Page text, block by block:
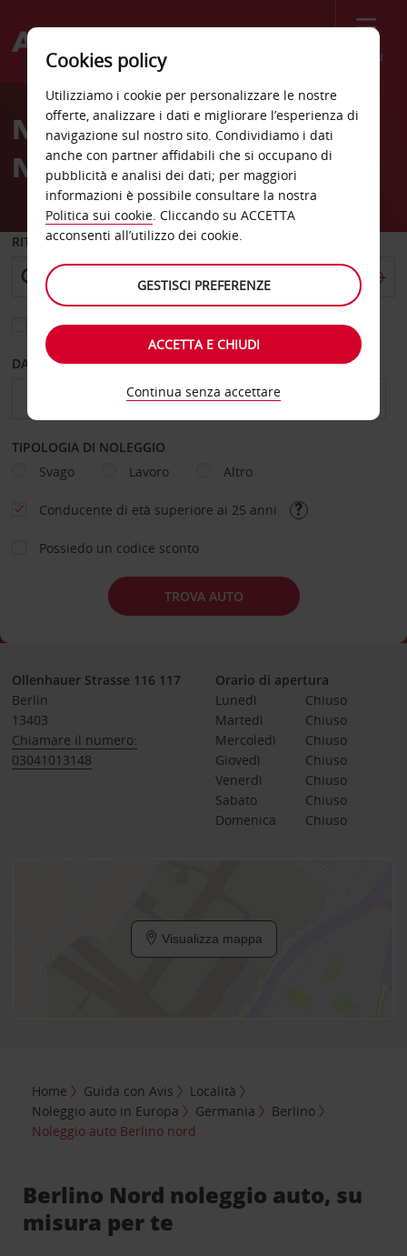
Menù
Welcome
AvisNoleggio auto a Berlino
Nord
RITIRO DA
Scegli una località di riconsegna diversa
DAL GIORNO AL GIORNO
TIPOLOGIA DI NOLEGGIO
Svago
Lavoro Altro
Conducente di età superiore ai 25 anni
Possiedo un codice sconto
TROVA AUTO
Ollenhauer Strasse 116 117
Berlin
13403
Chiamare il numero:
03041013148
Orario di apertura
Lunedì
Chiuso
Martedì
Chiuso
Mercoledì
Chiuso
Giovedì
Chiuso
Venerdì
Chiuso
Sabato
Chiuso
Domenica
Chiuso
Visualizza mappa
Home Guida con Avis
Località
Noleggio auto in Europa
Germania
Berlino
Noleggio auto Berlino nord
Berlino Nord noleggio auto, su
misura per te
Cookies policy
Utilizziamo i cookie per personalizzare le nostre
offerte, analizzare i dati e migliorare l’esperienza di
navigazione sul nostro sito. Condividiamo i dati
anche con partner affidabili che si occupano di
pubblicità e analisi dei dati; per maggiori
informazioni è possibile consultare la nostra
Politica sui cookie. Cliccando su ACCETTA
acconsenti all’utilizzo dei cookie.
GESTISCI PREFERENZE
ACCETTA E CHIUDI
Continua senza accettare